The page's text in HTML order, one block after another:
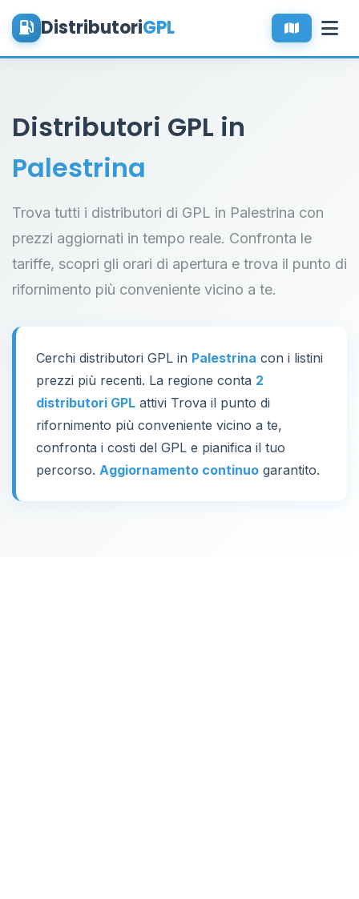
DistributoriGPL
Distributori GPL in
Palestrina
Trova tutti i distributori di GPL in Palestrina con
prezzi aggiornati in tempo reale. Confronta le
tariffe, scopri gli orari di apertura e trova il punto di
rifornimento più conveniente vicino a te.
Cerchi distributori GPL in Palestrina con i listini
prezzi più recenti. La regione conta 2
distributori GPL attivi Trova il punto di
rifornimento più conveniente vicino a te,
confronta i costi del GPL e pianifica il tuo
percorso. Aggiornamento continuo garantito.